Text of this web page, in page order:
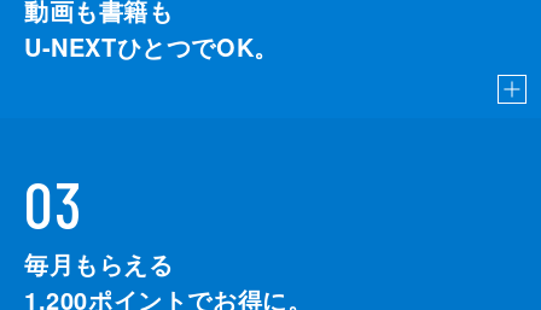
動画も書籍も
U-NEXTひとつでOK。
03
毎月もらえる
1,200ポイントでお得に。